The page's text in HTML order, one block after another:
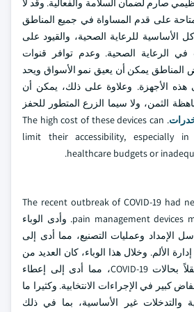
صارم لضمان السلامة والفعالية. وقد لا
متاحة على قدم المساواة في جميع المناطق
الأساسية للرعاية الصحية، والقيود على
في الرعاية الصحية. وعدم توافر قنوات
المناطق يمكن أن يعيق نمو الأسواق ويحد
الأجهزة. وعلاوة على ذلك، يمكن أن
الثمن، ولا سيما الزرع المتطور للحفز
. The high cost of these devices can
limit their accessibility, especially
healthcare budgets or
The recent outbreak of COVID-19 had
pain management devices market revenue in 2020. وأدى الوباء
الإمداد وعمليات التصنيع، مما أدى إلى
الألم. وخلال هذا الوباء، كان العديد من
نظم الرعاية الصحية مثقلاً بحالات COVID-19، مما أدى إلى إعطاء
كبير في الإجراءات الانتخابية. وكثيرا ما
والتدخلات غير الأساسية، بما في ذلك